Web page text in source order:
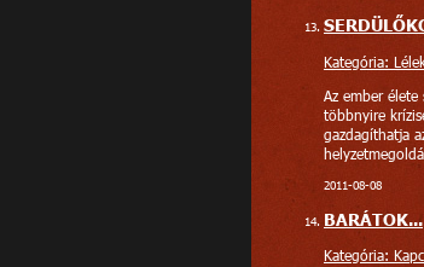
Kategória:
Az ember
többnyire
gazdagíthatja
2011-08-08
BARÁTOK...
Kategória: